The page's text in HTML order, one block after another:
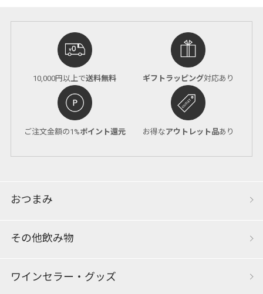
10,000円以上で送料無料 ギフトラッピング対応あり
ご注文金額の1%ポイント還元 お得なアウトレット品あり
おつまみ
その他飲み物
ワインセラー・グッズ